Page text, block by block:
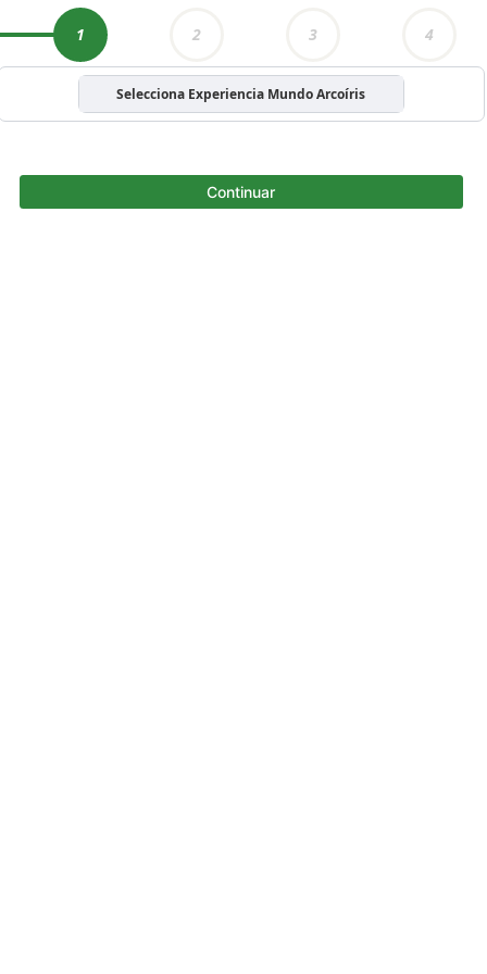
1 2 3 4
Selecciona Experiencia Mundo Arcoíris
Continuar